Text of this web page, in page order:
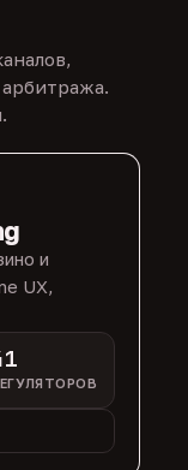
и
UX,